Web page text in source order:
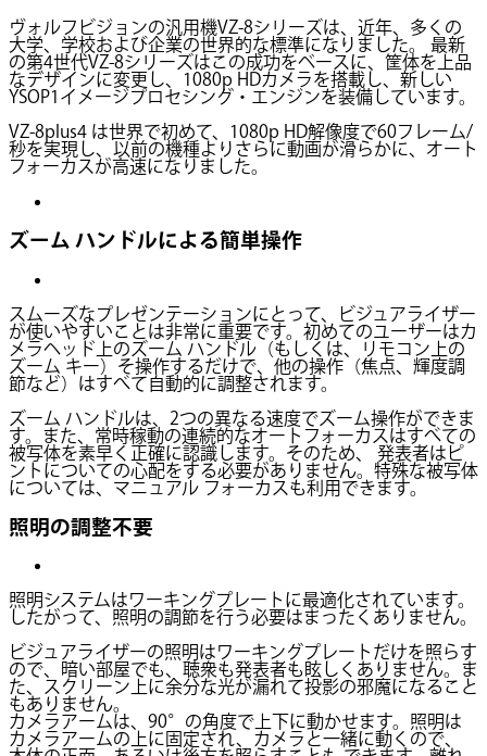
ヴォルフビジョンの汎用機VZ-8シリーズは、近年、多くの
大学、学校および企業の世界的な標準になりました。 最新
の第4世代VZ-8シリーズはこの成功をベースに、筐体を上品
なデザインに変更し、1080p HDカメラを搭載し、新しい
YSOP1イメージプロセシング・エンジンを装備しています。
VZ-8plus4 は世界で初めて、1080p HD解像度で60フレーム/
秒を実現し、以前の機種よりさらに動画が滑らかに、オート
フォーカスが高速になりました。
ズーム ハンドルによる簡単操作
スムーズなプレゼンテーションにとって、ビジュアライザー
が使いやすいことは非常に重要です。初めてのユーザーはカ
メラヘッド上のズーム ハンドル（もしくは、リモコン上の
ズーム キー）そ操作するだけで、他の操作（焦点、輝度調
節など）はすべて自動的に調整されます。
ズーム ハンドルは、2つの異なる速度でズーム操作ができま
す。また、常時稼動の連続的なオートフォーカスはすべての
被写体を素早く正確に認識します。そのため、 発表者はピ
ントについての心配をする必要がありません。特殊な被写体
については、マニュアル フォーカスも利用できます。
照明の調整不要
照明システムはワーキングプレートに最適化されています。
したがって、照明の調節を行う必要はまったくありません。
ビジュアライザーの照明はワーキングプレートだけを照らす
ので、暗い部屋でも、聴衆も発表者も眩しくありません。ま
た、スクリーン上に余分な光が漏れて投影の邪魔になること
もありません。
カメラアームは、90°の角度で上下に動かせます。照明は
カメラアームの上に固定され、カメラと一緒に動くので、